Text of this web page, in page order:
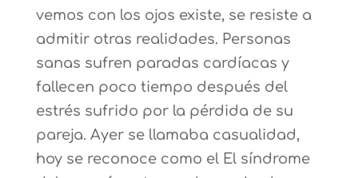
vemos con los ojos existe, se resiste a
admitir otras realidades. Personas
sanas sufren paradas cardíacas y
fallecen poco tiempo después del
estrés sufrido por la pérdida de su
pareja. Ayer se llamaba casualidad,
hoy se reconoce como el El síndrome